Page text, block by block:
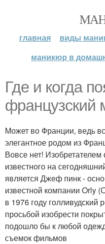
главная виды
маникюр в
Где и когда
французский
Может во Франции, ведь
элегантное родом из
Вовсе нет!
известного на
является Джеф пинк -
известной компании Orly
в 1976 году голливудский
просьбой изобрести
подошло бы к любой
съемок фильмов